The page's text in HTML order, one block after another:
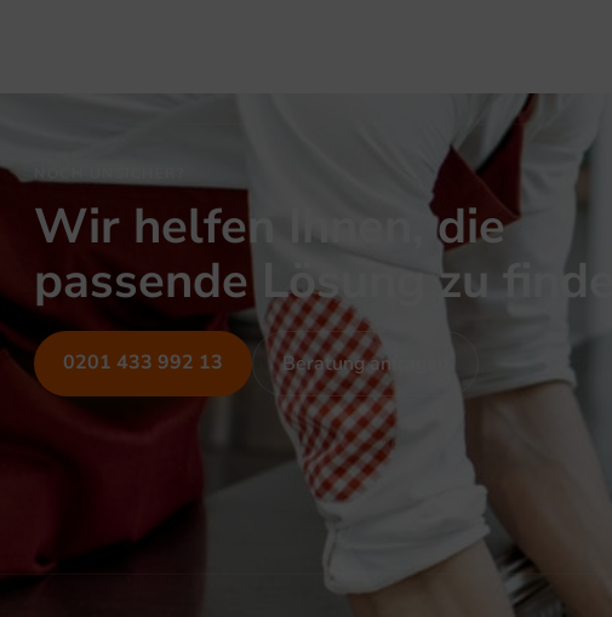
Wir helfen Ihnen, die
passende Lösung zu finden
0201 433 992 13 Beratung anfragen